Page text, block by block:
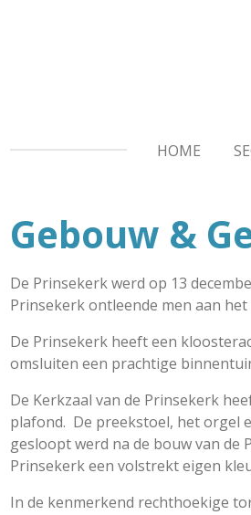
HOME
Gebouw &
De Prinsekerk werd op 13
Prinsekerk ontleende men aan
De Prinsekerk heeft een
omsluiten een prachtige
De Kerkzaal van de Prinsekerk
plafond. De preekstoel, het orgel
gesloopt werd na de bouw van de
Prinsekerk een volstrekt eigen
In de kenmerkend rechthoekige